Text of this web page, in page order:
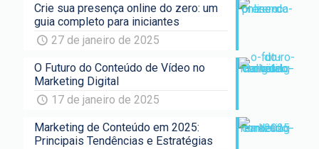
Crie sua presença online do zero: um
guia completo para iniciantes
27 de janeiro de 2025
O Futuro do Conteúdo de Vídeo no
Marketing Digital
17 de janeiro de 2025
Marketing de Conteúdo em 2025:
Principais Tendências e Estratégias